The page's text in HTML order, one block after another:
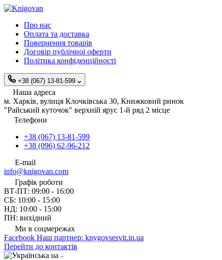
Про нас
Оплата та доставка
Повернення товарів
Договір публічної оферти
Політика конфіденційності
+38 (067) 13-81-599
Наша адреса
м. Харків, вулиця Клочківська 30, Книжковий ринок
"Райський куточок" верхній ярус 1-й ряд 2 місце
Телефони
+38 (067) 13-81-599
+38 (096) 62-96-212
E-mail
info@knigovan.com
Графік роботи
ВТ-ПТ: 09:00 - 16:00
СБ: 10:00 - 15:00
НД: 10:00 - 15:00
ПН: вихідний
Ми в соцмережах
Facebook Наш партнер: knygovsesvit.in.ua
Перейти до контактів
ua